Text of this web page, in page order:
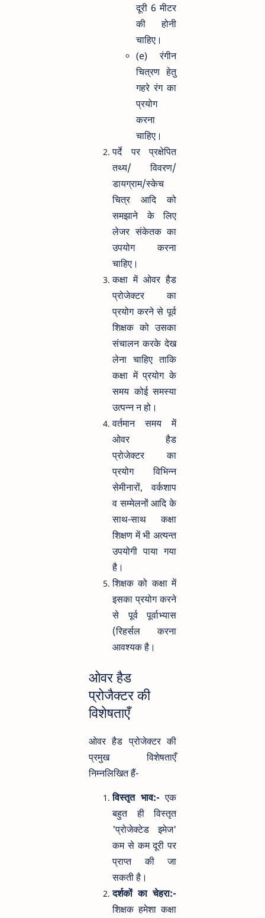
दूरी 6 मीटर
की होनी
चाहिए।
(e) रंगीन
चित्रण हेतु
गहरे रंग का
प्रयोग
करना
चाहिए।
पर्दे पर प्रक्षेपित
तथ्य/ विवरण/
डायग्राम/स्केच
चित्र आदि को
समझाने के लिए
लेजर संकेतक का
उपयोग करना
चाहिए।
कक्षा में ओवर हैड
प्रोजेक्टर का
प्रयोग करने से पूर्व
शिक्षक को उसका
संचालन करके देख
लेना चाहिए ताकि
कक्षा में प्रयोग के
समय कोई समस्या
उत्पन्न न हो।
वर्तमान समय में
ओवर हैड
प्रोजेक्टर का
प्रयोग विभिन्न
सेमीनारों, वर्कशाप
व सम्मेलनों आदि के
साथ-साथ कक्षा
शिक्षण में भी अत्यन्त
उपयोगी पाया गया
है।
शिक्षक को कक्षा में
इसका प्रयोग करने
से पूर्व पूर्वाभ्यास
(रिहर्सल करना
आवश्यक है।
ओवर हैड
प्रोजैक्टर की
विशेषताएँ
ओवर हैड प्रोजेक्टर की
प्रमुख विशेषताएँ
निम्नलिखित हैं-
विस्तृत भाव:- एक
बहुत ही विस्तृत
'प्रोजेक्टेड इमेज'
कम से कम दूरी पर
प्राप्त की जा
सकती है।
दर्शकों का चेहरा:-
शिक्षक हमेशा कक्षा